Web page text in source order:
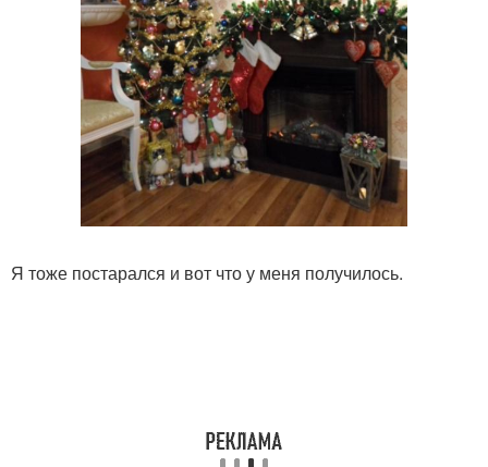
Я тоже постарался и вот что у меня получилось.